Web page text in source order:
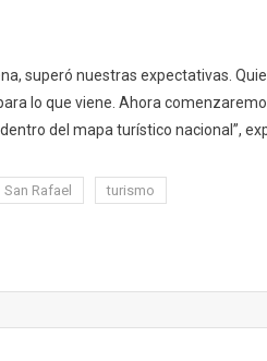
superó nuestras expectativas.
lo que viene. Ahora
del mapa turístico nacional”,
San Rafael turismo